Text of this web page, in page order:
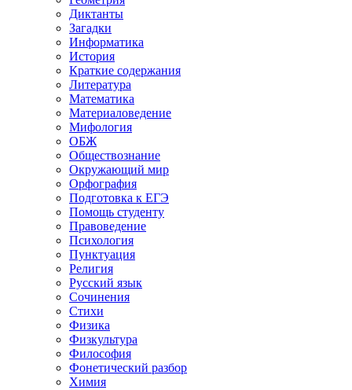
Диктанты
Загадки
Информатика
История
Краткие содержания
Литература
Математика
Материаловедение
Мифология
ОБЖ
Обществознание
Окружающий мир
Орфография
Подготовка к ЕГЭ
Помощь студенту
Правоведение
Психология
Пунктуация
Религия
Русский язык
Сочинения
Стихи
Физика
Физкультура
Философия
Фонетический разбор
Химия